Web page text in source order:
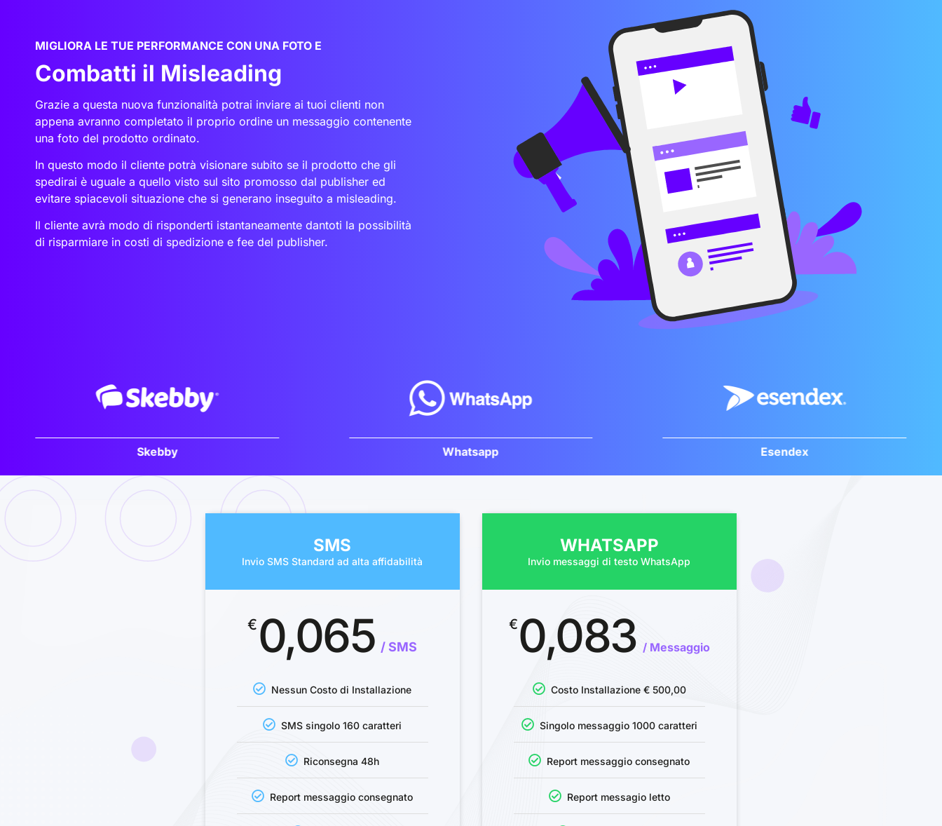
MIGLIORA LE TUE PERFORMANCE CON UNA FOTO E
Combatti il Misleading
Grazie a questa nuova funzionalità potrai inviare ai tuoi clienti non
appena avranno completato il proprio ordine un messaggio contenente
una foto del prodotto ordinato.
In questo modo il cliente potrà visionare subito se il prodotto che gli
spedirai è uguale a quello visto sul sito promosso dal publisher ed
evitare spiacevoli situazione che si generano inseguito a misleading.
Il cliente avrà modo di risponderti istantaneamente dantoti la possibilità
di risparmiare in costi di spedizione e fee del publisher.
Skebby Whatsapp Esendex
SMS
Invio SMS Standard ad alta affidabilità
€ 0,065 / SMS
Nessun Costo di Installazione
SMS singolo 160 caratteri
Riconsegna 48h
Report messaggio consegnato
WHATSAPP
Invio messaggi di testo WhatsApp
€ 0,083 / Messaggio
Costo Installazione € 500,00
Singolo messaggio 1000 caratteri
Report messaggio consegnato
Report messagio letto